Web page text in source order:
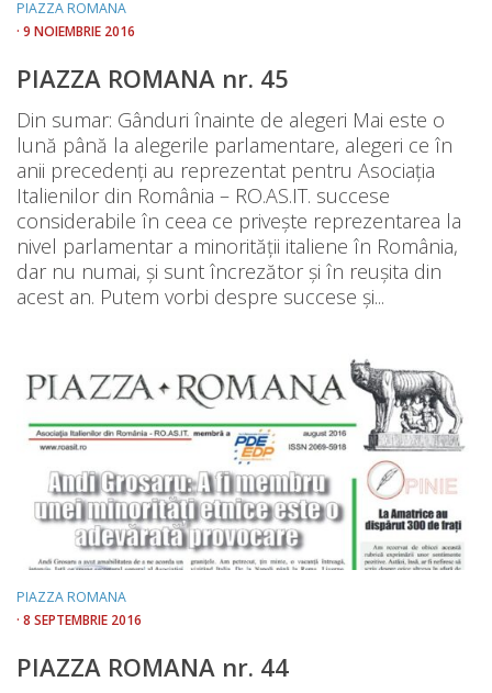
PIAZZA ROMANA
· 9 NOIEMBRIE 2016
PIAZZA ROMANA nr. 45
Din sumar: Gânduri înainte de alegeri Mai este o
lună până la alegerile parlamentare, alegeri ce în
anii precedenți au reprezentat pentru Asociația
Italienilor din România – RO.AS.IT. succese
considerabile în ceea ce privește reprezentarea la
nivel parlamentar a minorității italiene în România,
dar nu numai, și sunt încrezător și în reușita din
acest an. Putem vorbi despre succese și...
PIAZZA ROMANA
· 8 SEPTEMBRIE 2016
PIAZZA ROMANA nr. 44